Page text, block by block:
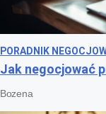
PORADNIK
Jak negocjować
Bozena